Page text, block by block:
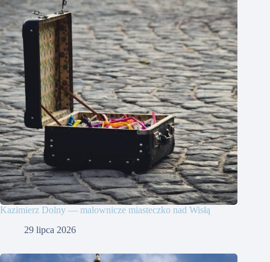
Kazimierz Dolny — malownicze miasteczko nad Wisłą
29 lipca 2026